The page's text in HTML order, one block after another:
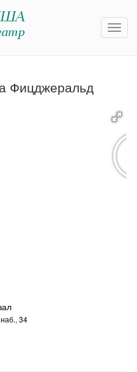
Фицджеральд
34